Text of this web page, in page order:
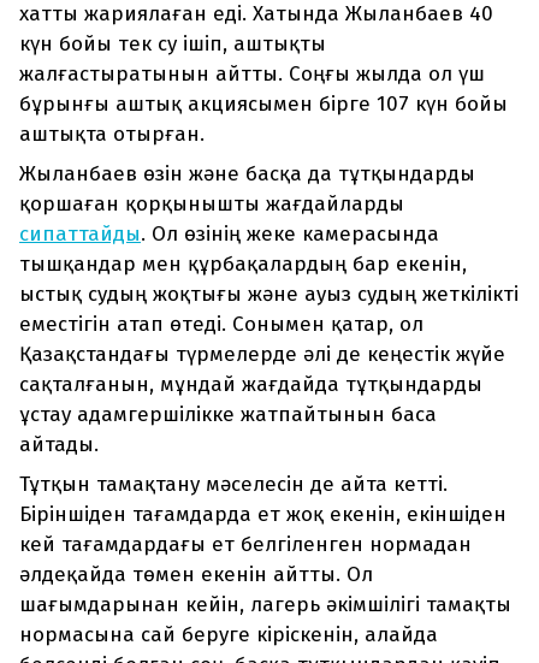
хатты жариялаған еді. Хатында Жыланбаев 40
күн бойы тек су ішіп, аштықты
жалғастыратынын айтты. Соңғы жылда ол үш
бұрынғы аштық акциясымен бірге 107 күн бойы
аштықта отырған.
Жыланбаев өзін және басқа да тұтқындарды
қоршаған қорқынышты жағдайларды
сипаттайды. Ол өзінің жеке камерасында
тышқандар мен құрбақалардың бар екенін,
ыстық судың жоқтығы және ауыз судың жеткілікті
еместігін атап өтеді. Сонымен қатар, ол
Қазақстандағы түрмелерде әлі де кеңестік жүйе
сақталғанын, мұндай жағдайда тұтқындарды
ұстау адамгершілікке жатпайтынын баса
айтады.
Тұтқын тамақтану мәселесін де айта кетті.
Біріншіден тағамдарда ет жоқ екенін, екіншіден
кей тағамдардағы ет белгіленген нормадан
әлдеқайда төмен екенін айтты. Ол
шағымдарынан кейін, лагерь әкімшілігі тамақты
нормасына сай беруге кіріскенін, алайда